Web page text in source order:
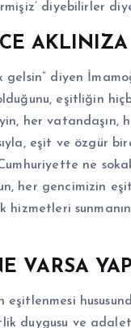
diyebilirler
gelsin” diyen
eşitliğin
her
eşit ve özgür
ne
her gencimizin
VARSA
eşitlenmesi
duygusu ve